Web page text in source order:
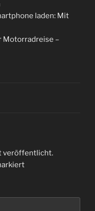
laden: Mit
Motorradreise –
veröffentlicht.